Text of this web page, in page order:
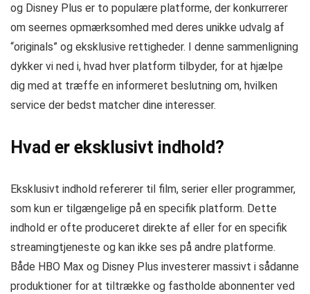
og Disney Plus er to populære platforme, der konkurrerer
om seernes opmærksomhed med deres unikke udvalg af
“originals” og eksklusive rettigheder. I denne sammenligning
dykker vi ned i, hvad hver platform tilbyder, for at hjælpe
dig med at træffe en informeret beslutning om, hvilken
service der bedst matcher dine interesser.
Hvad er eksklusivt indhold?
Eksklusivt indhold refererer til film, serier eller programmer,
som kun er tilgængelige på en specifik platform. Dette
indhold er ofte produceret direkte af eller for en specifik
streamingtjeneste og kan ikke ses på andre platforme.
Både HBO Max og Disney Plus investerer massivt i sådanne
produktioner for at tiltrække og fastholde abonnenter ved